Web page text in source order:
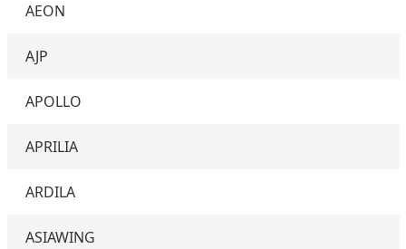
AEON
AJP
APOLLO
APRILIA
ARDILA
ASIAWING